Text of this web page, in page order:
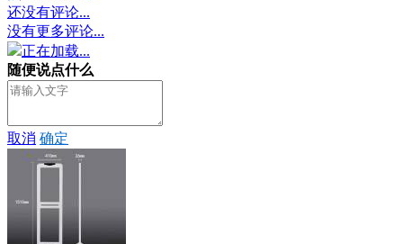
还没有评论...
没有更多评论...
正在加载...
随便说点什么
取消 确定